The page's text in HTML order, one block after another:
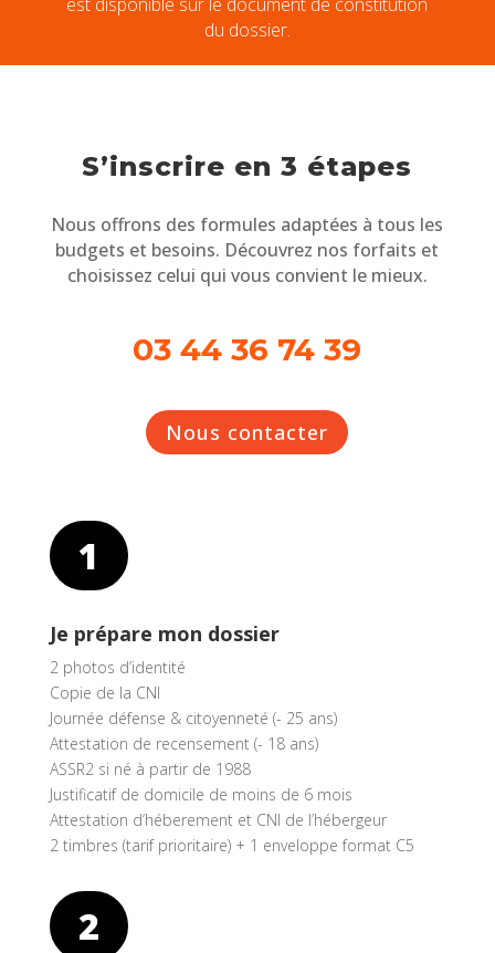
du dossier.
S’inscrire en 3 étapes
Nous offrons des formules adaptées à tous les
budgets et besoins. Découvrez nos forfaits et
choisissez celui qui vous convient le mieux.
03 44 36 74 39
Nous contacter
1
Je prépare mon dossier
2 photos d’identité
Copie de la CNI
Journée défense & citoyenneté (- 25 ans)
Attestation de recensement (- 18 ans)
ASSR2 si né à partir de 1988
Justificatif de domicile de moins de 6 mois
Attestation d’héberement et CNI de l’hébergeur
2 timbres (tarif prioritaire) + 1 enveloppe format C5
2